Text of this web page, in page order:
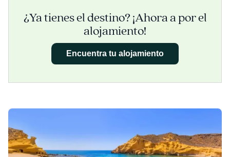
¿Ya tienes el destino? ¡Ahora a por el
alojamiento!
Encuentra tu alojamiento